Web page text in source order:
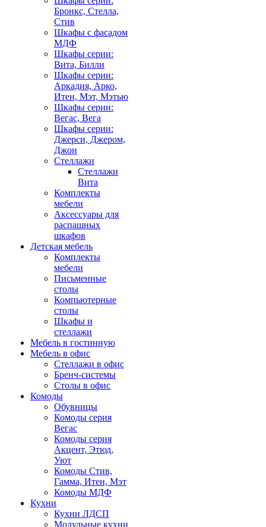
Бронкс, Стелла,
Стив
Шкафы с фасадом
МДФ
Шкафы серии:
Вита, Билли
Шкафы серии:
Аркадия, Арко,
Итен, Мэт, Мэтью
Шкафы серии:
Вегас, Вега
Шкафы серии:
Джерси, Джером,
Джон
Стеллажи
Стеллажи
Вита
Комплекты
мебели
Аксессуары для
распашных
шкафов
Детская мебель
Комплекты
мебели
Письменные
столы
Компьютерные
столы
Шкафы и
стеллажи
Мебель в гостинную
Мебель в офис
Стеллажи в офис
Бренч-системы
Столы в офис
Комоды
Обувницы
Комоды серия
Вегас
Комоды серия
Акцент, Этюд,
Уют
Комоды Стив,
Гамма, Итен, Мэт
Комоды МДФ
Кухни
Кухни ЛДСП
Модульные кухни